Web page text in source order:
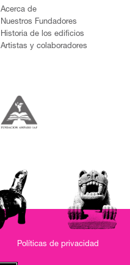
Acerca de
Nuestros Fundadores
Historia de los edificios
Artistas y colaboradores
Políticas de privacidad